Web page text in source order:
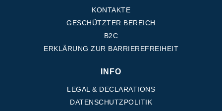
KONTAKTE
GESCHÜTZTER BEREICH
B2C
ERKLÄRUNG ZUR BARRIEREFREIHEIT
INFO
LEGAL & DECLARATIONS
DATENSCHUTZPOLITIK